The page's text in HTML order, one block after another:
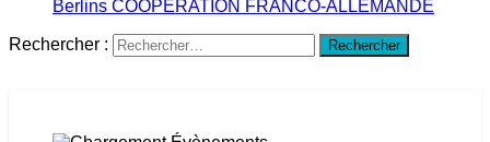
Berlins COOPÉRATION FRANCO-ALLEMANDE
Rechercher :